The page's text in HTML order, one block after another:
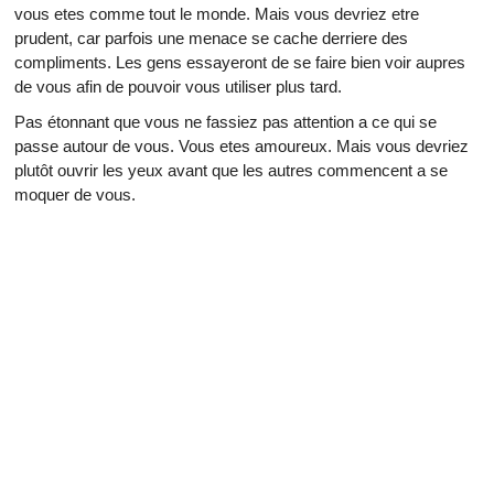
vous etes comme tout le monde. Mais vous devriez etre
prudent, car parfois une menace se cache derriere des
compliments. Les gens essayeront de se faire bien voir aupres
de vous afin de pouvoir vous utiliser plus tard.
Pas étonnant que vous ne fassiez pas attention a ce qui se
passe autour de vous. Vous etes amoureux. Mais vous devriez
plutôt ouvrir les yeux avant que les autres commencent a se
moquer de vous.